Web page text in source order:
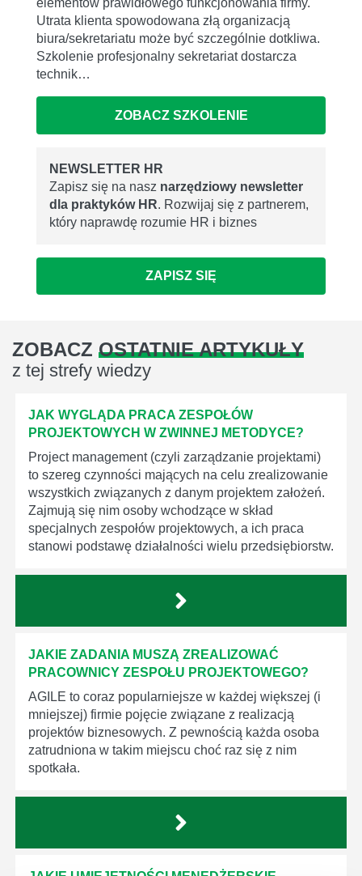
elementów prawidłowego funkcjonowania firmy.
Utrata klienta spowodowana złą organizacją
biura/sekretariatu może być szczególnie dotkliwa.
Szkolenie profesjonalny sekretariat dostarcza
technik…
ZOBACZ SZKOLENIE
NEWSLETTER HR
Zapisz się na nasz narzędziowy newsletter
dla praktyków HR. Rozwijaj się z partnerem,
który naprawdę rozumie HR i biznes
ZAPISZ SIĘ
ZOBACZ OSTATNIE ARTYKUŁY
z tej strefy wiedzy
JAK WYGLĄDA PRACA ZESPOŁÓW
PROJEKTOWYCH W ZWINNEJ METODYCE?
Project management (czyli zarządzanie projektami)
to szereg czynności mających na celu zrealizowanie
wszystkich związanych z danym projektem założeń.
Zajmują się nim osoby wchodzące w skład
specjalnych zespołów projektowych, a ich praca
stanowi podstawę działalności wielu przedsiębiorstw.
JAKIE ZADANIA MUSZĄ ZREALIZOWAĆ
PRACOWNICY ZESPOŁU PROJEKTOWEGO?
AGILE to coraz popularniejsze w każdej większej (i
mniejszej) firmie pojęcie związane z realizacją
projektów biznesowych. Z pewnością każda osoba
zatrudniona w takim miejscu choć raz się z nim
spotkała.